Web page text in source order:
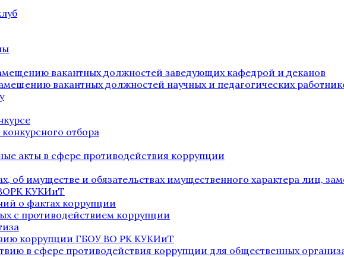
вакантных должностей заведующих кафедрой и деканов
вакантных должностей научных и педагогических
отбора
акты в сфере противодействия коррупции
об имуществе и обязательствах имущественного характера лиц,
КУКИиТ
о фактах коррупции
с противодействием коррупции
коррупции ГБОУ ВО РК КУКИиТ
в сфере противодействия коррупции для общественных